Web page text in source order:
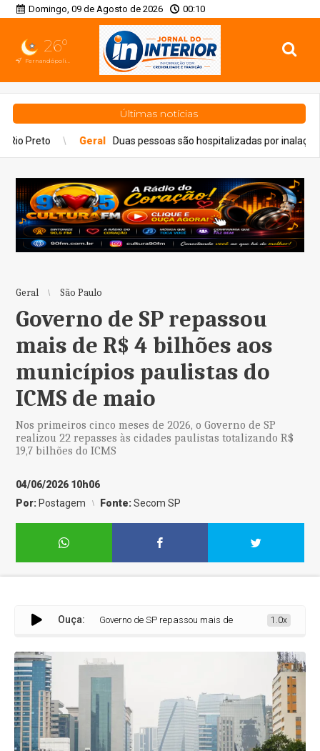
Domingo, 09 de Agosto de 2026 00:10
26°
Fernandópolis, SP
Últimas notícias
Duas pessoas são hospitalizadas por inalação de fumaça em
Geral São Paulo
Governo de SP repassou
mais de R$ 4 bilhões aos
municípios paulistas do
ICMS de maio
Nos primeiros cinco meses de 2026, o Governo de SP
realizou 22 repasses às cidades paulistas totalizando R$
19,7 bilhões do ICMS
04/06/2026 10h06
Por: Postagem Fonte:Secom SP
Ouça:Governo de SP repassou mais de R$ 4 bilhões aos
1.0x